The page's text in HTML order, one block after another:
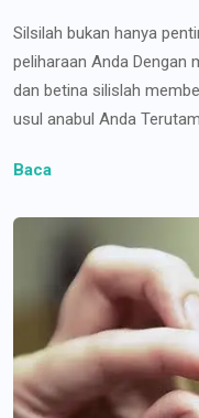
Silsilah bukan hanya
peliharaan Anda Dengan
dan betina silislah
usul anabul Anda
Baca